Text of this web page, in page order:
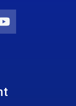
Icon
Youtube Icon